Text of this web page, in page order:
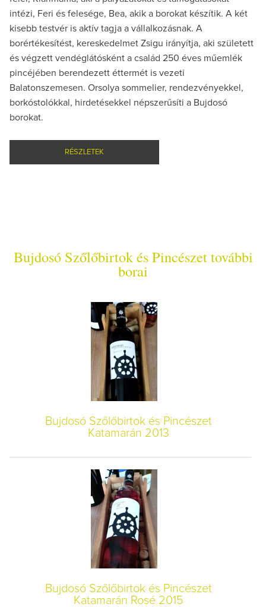
intézi, Feri és felesége, Bea, akik a borokat készítik. A két
kisebb testvér is aktív tagja a vállalkozásnak. A
borértékesítést, kereskedelmet Zsigu irányítja, aki született
és végzett vendéglátósként a család 250 éves műemlék
pincéjében berendezett éttermét is vezeti
Balatonszemesen. Orsolya sommelier, rendezvényekkel,
borkóstolókkal, hirdetésekkel népszerűsíti a Bujdosó
borokat.
RÉSZLETEK
Bujdosó Szőlőbirtok és Pincészet további
borai
Bujdosó Szőlőbirtok és Pincészet
Katamarán 2013
Bujdosó Szőlőbirtok és Pincészet
Katamarán Rosé 2015